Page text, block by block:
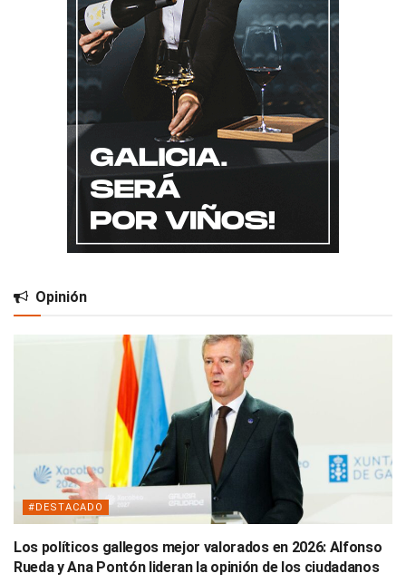
Opinión
#DESTACADO
Los políticos gallegos mejor valorados en 2026: Alfonso
Rueda y Ana Pontón lideran la opinión de los ciudadanos